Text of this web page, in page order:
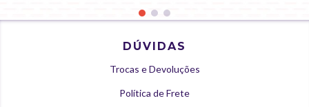
DÚVIDAS
Trocas e Devoluções
Política de Frete